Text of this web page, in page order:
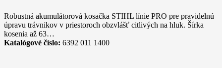
Robustná akumulátorová kosačka STIHL línie PRO pre pravidelnú
úpravu trávnikov v priestoroch obzvlášť citlivých na hluk. Šírka
kosenia až 63…
Katalógové číslo: 6392 011 1400